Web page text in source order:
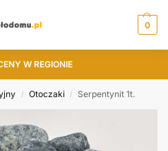
0
W REGIONIE
/ Otoczaki / Serpentynit 1t.